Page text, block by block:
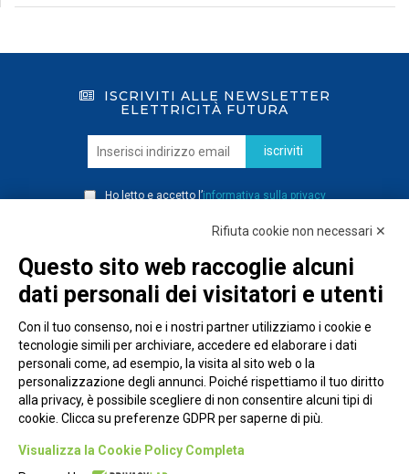
ISCRIVITI ALLE NEWSLETTER
ELETTRICITÀ FUTURA
iscriviti
Ho letto e accetto l’informativa sulla privacy
Piazza Alessandria, 24 - 00198 Roma
Rifiuta cookie non necessari ✕
Questo sito web raccoglie alcuni
dati personali dei visitatori e utenti
Con il tuo consenso, noi e i nostri partner utilizziamo i cookie e
tecnologie simili per archiviare, accedere ed elaborare i dati
personali come, ad esempio, la visita al sito web o la
personalizzazione degli annunci. Poiché rispettiamo il tuo diritto
alla privacy, è possibile scegliere di non consentire alcuni tipi di
cookie. Clicca su preferenze GDPR per saperne di più.
Visualizza la Cookie Policy Completa